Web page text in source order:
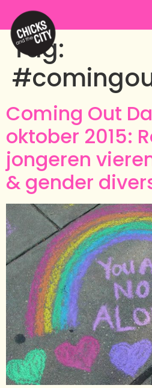
Tag:
Coming Out
oktober 2015:
jongeren
& gender